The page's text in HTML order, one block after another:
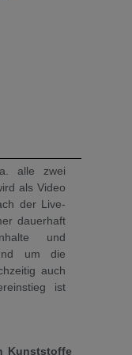
alle zwei
als Video
der Live-
dauerhaft
und
um die
auch
ist
Kunststoffe